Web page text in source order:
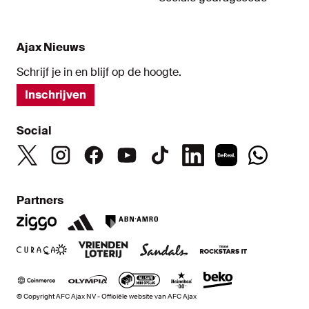
Ajax Nieuws
Schrijf je in en blijf op de hoogte.
Inschrijven
Social
Partners
© Copyright AFC Ajax NV - Officiële website van AFC Ajax